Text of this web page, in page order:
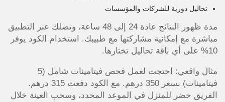
تحاليل دورية للشركات والمؤسسات
مدة ظهور النتائج عادة 24 إلى 48 ساعة، وتصلك عبر التطبيق
مباشرة مع إمكانية مشاركتها مع طبيبك. استخدام الكود يوفر
10% على أي باقة تحاليل تختارها.
مثال واقعي: احتجت لعمل فحص فيتامينات شامل (5
فيتامينات) بسعر 350 درهم. مع الكود دفعت 315 درهم.
الفريق حضر للمنزل في الموعد المحدد، وسحب العينة خلال